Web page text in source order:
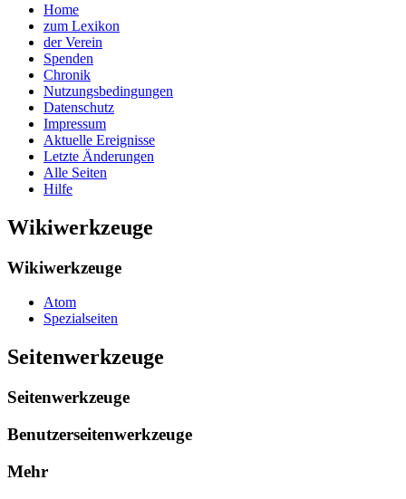
Home
zum Lexikon
der Verein
Spenden
Chronik
Nutzungsbedingungen
Datenschutz
Impressum
Aktuelle Ereignisse
Letzte Änderungen
Alle Seiten
Hilfe
Wikiwerkzeuge
Wikiwerkzeuge
Atom
Spezialseiten
Seitenwerkzeuge
Seitenwerkzeuge
Benutzerseitenwerkzeuge
Mehr